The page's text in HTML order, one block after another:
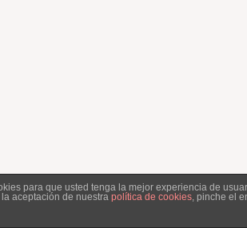
para que usted tenga la mejor experiencia de
aceptación de nuestra política de cookies, pinche el